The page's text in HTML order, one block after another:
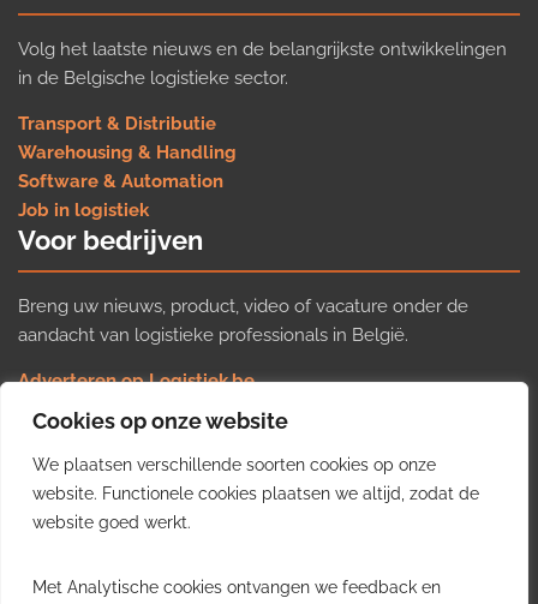
Cookies op onze website
We plaatsen verschillende soorten cookies op onze
website. Functionele cookies plaatsen we altijd, zodat de
website goed werkt.
Met Analytische cookies ontvangen we feedback en
Volg het laatste nieuws en de belangrijkste ontwikkelingen
in de Belgische logistieke sector.
Transport & Distributie
Warehousing & Handling
Software & Automation
Job in logistiek
Voor bedrijven
Breng uw nieuws, product, video of vacature onder de
aandacht van logistieke professionals in België.
Adverteren op Logistiek.be
Nieuws insturen
Uw video op Logistiek.TV
Job plaatsen
Gratis wekelijkse update
inzichten uit de Belgische logistieke sector in uw inbox.